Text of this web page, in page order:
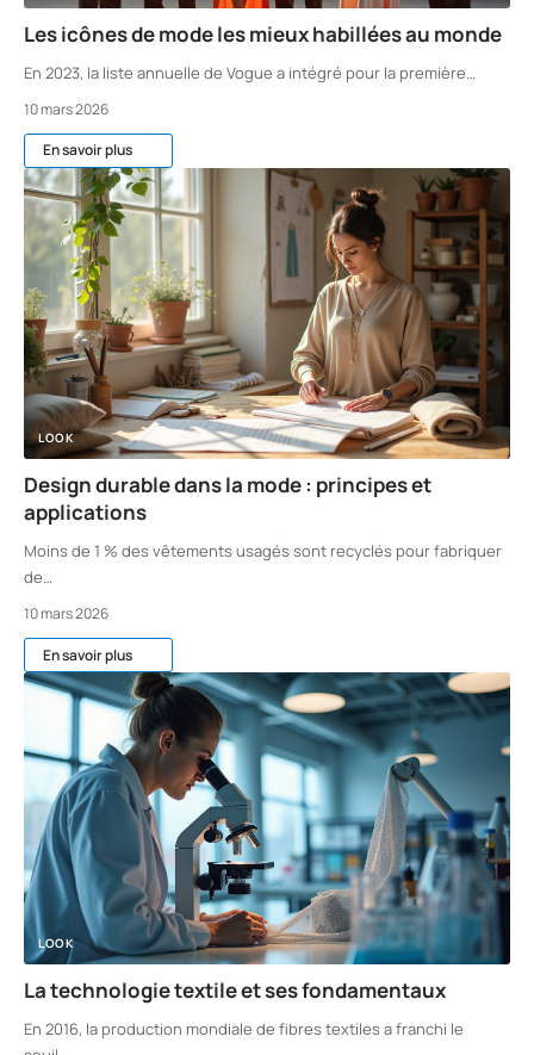
Les icônes de mode les mieux habillées au monde
En 2023, la liste annuelle de Vogue a intégré pour la première…
10 mars 2026
En savoir plus
LOOK
Design durable dans la mode : principes et
applications
Moins de 1 % des vêtements usagés sont recyclés pour fabriquer
de…
10 mars 2026
En savoir plus
LOOK
La technologie textile et ses fondamentaux
En 2016, la production mondiale de fibres textiles a franchi le